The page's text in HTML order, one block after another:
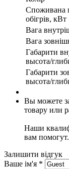
Споживана
обігрів, кВт
Вага
Вага
Габарити
высота/
Габарити
высота/
Вы можете
товару или
Наши
вам помогут.
Залишити відгук
Ваше ім'я *